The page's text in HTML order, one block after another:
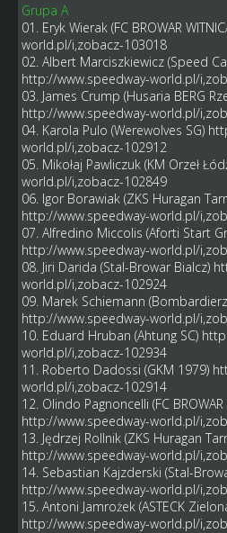
Grupa A
01. Eryk Wierak (FC BROWAR
world.pl/i,zobacz-103018
02. Albert Marciszkiewicz (Speed
http://www.speedway-world.pl/
03. James Crump (Husaria BERG
http://www.speedway-world.pl/
04. Karola Pulo (Werewolves SG)
world.pl/i,zobacz-102912
05. Mikołaj Pawliczuk (KM Orzeł
world.pl/i,zobacz-102849
06. Igor Borawiak (ZKS Huragan
http://www.speedway-world.pl/
07. Alfredino Miccolis (Aforti Start
http://www.speedway-world.pl/
08. Jiri Darida (Stal-Browar Bialcz)
world.pl/i,zobacz-102924
09. Marek Schiemann
http://www.speedway-world.pl/
10. Eduard Hruban (Ahtung SC)
world.pl/i,zobacz-102934
11. Roberto Dadossi (GKM 1979)
world.pl/i,zobacz-102914
12. Olindo Pagnoncelli (FC BROWAR
http://www.speedway-world.pl/
13. Jędrzej Rollnik (ZKS Huragan
http://www.speedway-world.pl/
14. Sebastian Kajzderski (Stal-
http://www.speedway-world.pl/
15. Antoni Jamrożek (ASTECK
http://www.speedway-world.pl/